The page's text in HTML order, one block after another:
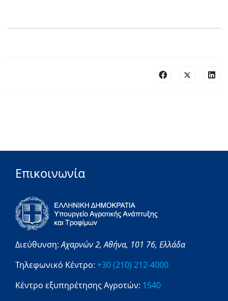
Επικοινωνία
Διεύθυνση:Αχαρνών 2,Αθήνα, 101 76, Ελλάδα
Τηλεφωνικό Κέντρο: +30 (210) 212-4000
Κέντρο εξυπηρέτησης Αγροτών: 1540